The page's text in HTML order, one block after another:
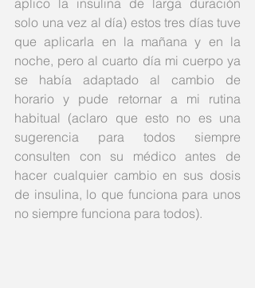
solo una vez al día) estos tres días tuve
que aplicarla en la mañana y en la
noche, pero al cuarto día mi cuerpo ya
se había adaptado al cambio de
horario y pude retornar a mi rutina
habitual (aclaro que esto no es una
sugerencia para todos siempre
consulten con su médico antes de
hacer cualquier cambio en sus dosis
de insulina, lo que funciona para unos
no siempre funciona para todos).